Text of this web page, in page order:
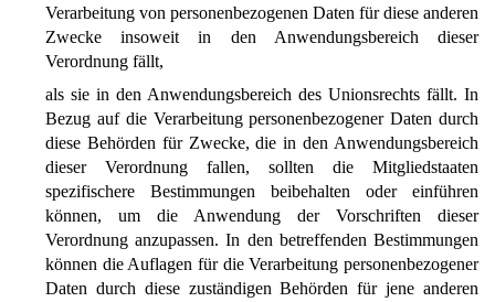
Verarbeitung von personenbezogenen Daten für diese anderen
Zwecke insoweit in den Anwendungsbereich dieser
Verordnung fällt,
als sie in den Anwendungsbereich des Unionsrechts fällt. In
Bezug auf die Verarbeitung personenbezogener Daten durch
diese Behörden für Zwecke, die in den Anwendungsbereich
dieser Verordnung fallen, sollten die Mitgliedstaaten
spezifischere Bestimmungen beibehalten oder einführen
können, um die Anwendung der Vorschriften dieser
Verordnung anzupassen. In den betreffenden Bestimmungen
können die Auflagen für die Verarbeitung personenbezogener
Daten durch diese zuständigen Behörden für jene anderen